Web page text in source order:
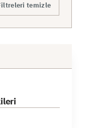
temizle